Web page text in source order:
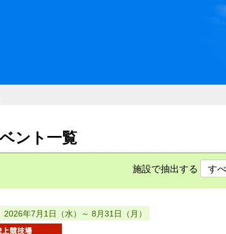
県県民ふれあい公社
ント一覧
施設で抽出する
2026年7月1日（水）～ 8月31日（月）